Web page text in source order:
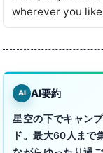
wherever you
AI AI要約
星空の下でキャン
ド。最大60人まで